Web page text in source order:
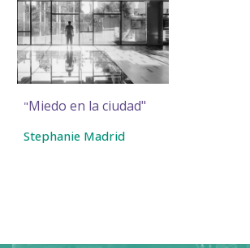
"Miedo en la ciudad"
Stephanie Madrid